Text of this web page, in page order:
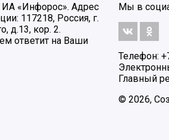
ИА «Инфорос». Адрес
117218, Россия, г.
д.13, кор. 2.
ответит на Ваши
Мы в
Телефон:
Главный
© 2026,